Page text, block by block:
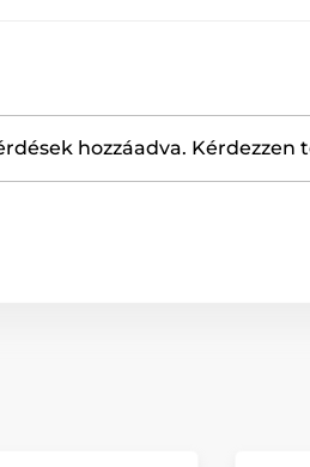
hozzáadva. Kérdezzen